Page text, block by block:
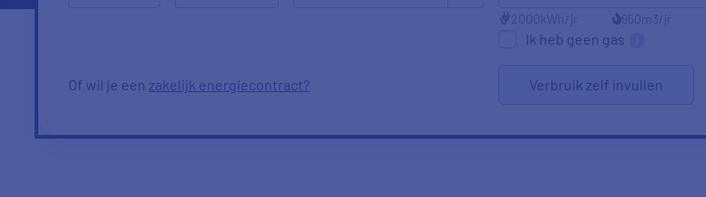
2000kWh/jr 950m3/jr
Ik heb geen gas
Of wil je een zakelijk energiecontract? Verbruik zelf invullen